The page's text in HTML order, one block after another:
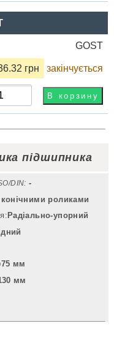
GOST
грн закінчується
підшипника
DIN: -
роликами
Радіально-упорний
мм
мм